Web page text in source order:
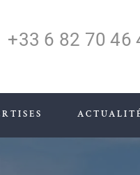
+33 6 82 70 46